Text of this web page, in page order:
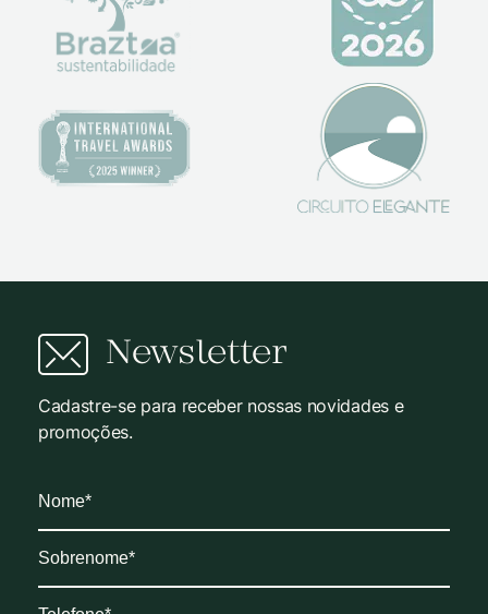
Newsletter
Cadastre-se para receber nossas novidades e
promoções.